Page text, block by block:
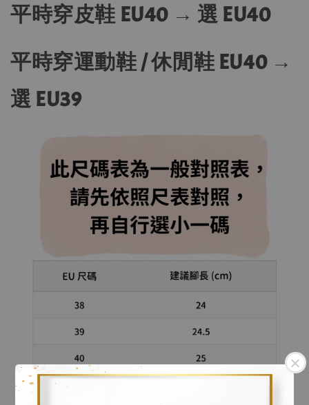
平時穿皮鞋 EU40 → 選 EU40
平時穿運動鞋 / 休閒鞋 EU40 →
選 EU39